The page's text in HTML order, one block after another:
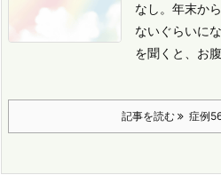
なし。 年末か
ないぐらいに
を聞くと、お
記事を読む 症例